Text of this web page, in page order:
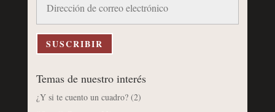
correo
electrónico
SUSCRIBIR
Temas de nuestro interés
¿Y si te cuento un cuadro?(2)